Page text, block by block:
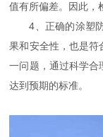
值有所偏差。因此，
4、正确的涂塑
果和安全性，也是符
一问题，通过科学合
达到预期的标准。